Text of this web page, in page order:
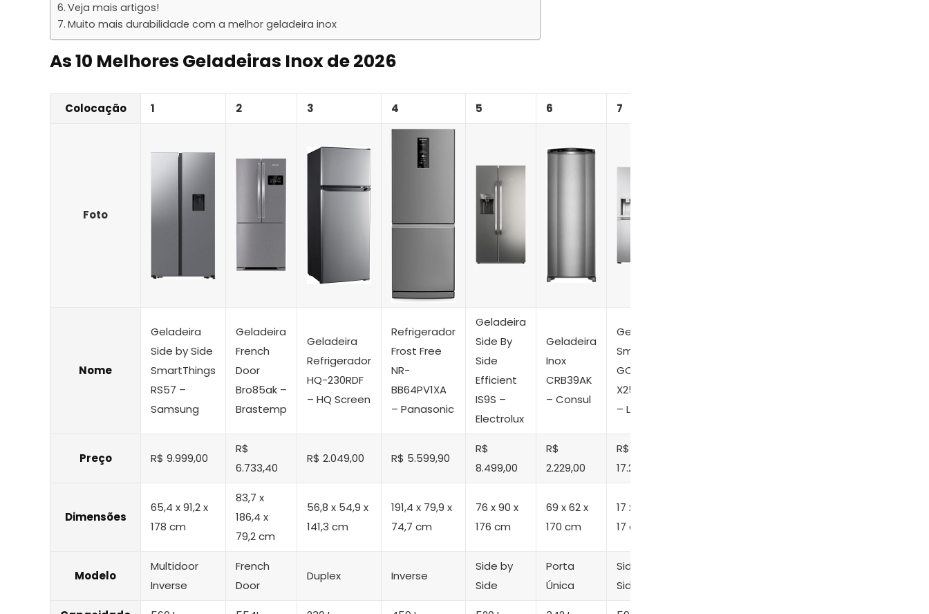
Veja mais artigos!
Muito mais durabilidade com a melhor geladeira inox
As 10 Melhores Geladeiras Inox de 2026
Colocação 1 2 3 4 5 6 7
Foto
Nome
Geladeira
Side by Side
SmartThings
RS57 –
Samsung
Geladeira
French
Door
Bro85ak –
Brastemp
Geladeira
Refrigerador
HQ-230RDF
– HQ Screen
Refrigerador
Frost Free
NR-
BB64PV1XA
– Panasonic
Geladeira
Side By
Side
Efficient
IS9S –
Electrolux
Geladeira
Inox
CRB39AK
– Consul
Geladeira
Smart
GC-
X257CSH1
– LG
Preço R$ 9.999,00
R$
6.733,40
R$ 2.049,00 R$ 5.599,90
R$
8.499,00
R$
2.229,00
R$
17.299,00
Dimensões
65,4 x 91,2 x
178 cm
83,7 x
186,4 x
79,2 cm
56,8 x 54,9 x
141,3 cm
191,4 x 79,9 x
74,7 cm
76 x 90 x
176 cm
‎69 x 62 x
170 cm
‎17 x 91.3 x
17 cm
Modelo
Multidoor
Inverse
French
Door
Duplex Inverse
Side by
Side
Porta
Única
Side by
Side